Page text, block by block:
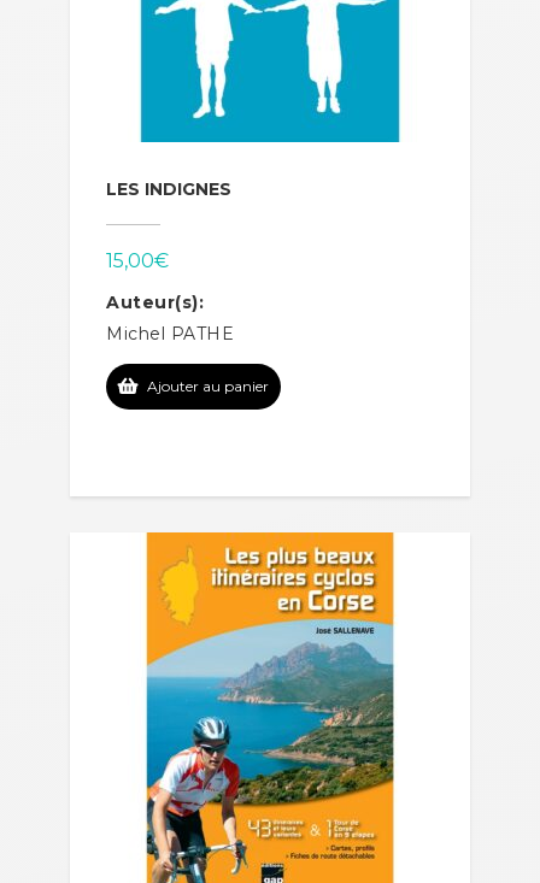
LES INDIGNES
15,00€
Auteur(s):
Michel PATHE
Ajouter au panier